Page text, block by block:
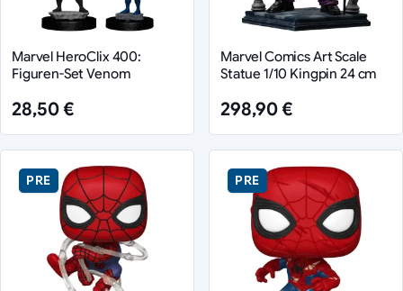
Marvel HeroClix 400:
Figuren-Set Venom
28,50 €
Marvel Comics Art Scale
Statue 1/10 Kingpin 24 cm
298,90 €
PRE PRE